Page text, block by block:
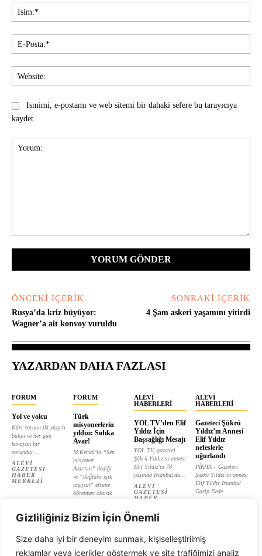
Gizliliğiniz Bizim İçin Önemli
Size daha iyi bir deneyim sunmak, kişiselleştirilmiş
reklamlar veya içerikler göstermek ve site trafiğimizi analiz
Ismimi, e-postamı ve web sitemi bir dahaki sefere bu tarayıcıya
kaydet.
ÖNCEKI İÇERIK
Rusya’da kriz büyüyor:
Wagner’a ait konvoy vuruldu
SONRAKI İÇERIK
4 Şam askeri yaşamını yitirdi
YAZARDAN DAHA FAZLASI
FORUM
Yol ve yolcu
Kürt sorunu iki yüzyılı
bulan ve her gün
kanayan bir
sorundur....
ALEVI
GAZETESI
HABER
MERKEZI
FORUM
Türk
misyonerlerin
yıldızı: Sıdıka
Avar!
M.Kemal’in “Sen
misyoner
Avar’sın” dediği
ve “dağlara ışık
taşıyan” efsane
öğretmen olarak
ALEVI
GAZETESI
ALEVI
HABERLERI
YOL TV’den Elif
Yıldız İçin
Başsağlığı Mesajı
YOL TV, gazeteci
Şükrü Yıldız'ın annesi
Elif Yıldız'ın 78
yaşında İstanbul'da...
ALEVI
GAZETESI
HABER
ALEVI
HABERLERI
Gazeteci Şükrü
Yıldız’ın Annesi
Elif Yıldız
nefeslerle
uğurlandı
PİRHA – Gazeteci
Şükrü Yıldız’ın annesi
Elif Yıldız İstanbul
Garip Dede...